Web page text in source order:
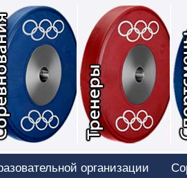
Соревнования
организации